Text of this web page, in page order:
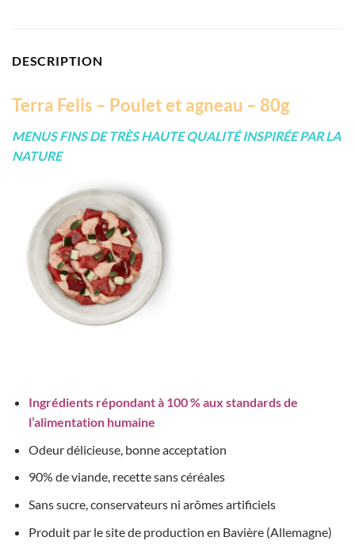
DESCRIPTION
Terra Felis – Poulet et agneau – 80g
MENUS FINS DE TRÈS HAUTE QUALITÉ INSPIRÉE PAR LA
NATURE
Ingrédients répondant à 100 % aux standards de
l’alimentation humaine
Odeur délicieuse, bonne acceptation
90% de viande, recette sans céréales
Sans sucre, conservateurs ni arômes artificiels
Produit par le site de production en Bavière (Allemagne)